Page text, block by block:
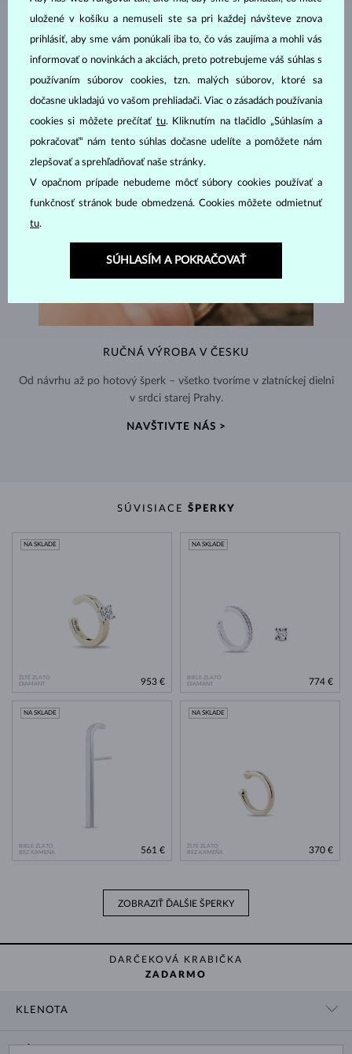
ŠPERKY Z ATELIÉRU KLENOTA
RUČNÁ VÝROBA V ČESKU
Od návrhu až po hotový šperk – všetko tvoríme v zlatníckej dielni
v srdci starej Prahy.
NAVŠTIVTE NÁS >
SÚVISIACE ŠPERKY
ŽLTÉ ZLATO
DIAMANT
NA SKLADE
953 €
BIELE ZLATO
DIAMANT
NA SKLADE
774 €
BIELE ZLATO
BEZ KAMEŇA
NA SKLADE
561 €
ŽLTÉ ZLATO
BEZ KAMEŇA
NA SKLADE
370 €
ZOBRAZIŤ ĎALŠIE ŠPERKY
DARČEKOVÁ KRABIČKA
ZADARMO
KLENOTA
uložené v košíku a nemuseli ste sa pri každej návšteve znova
prihlásiť, aby sme vám ponúkali iba to, čo vás zaujíma a mohli vás
informovať o novinkách a akciách, preto potrebujeme váš súhlas s
používaním súborov cookies, tzn. malých súborov, ktoré sa
dočasne ukladajú vo vašom prehliadači. Viac o zásadách používania
cookies si môžete prečítať tu. Kliknutím na tlačidlo „Súhlasím a
pokračovať“ nám tento súhlas dočasne udelíte a pomôžete nám
zlepšovať a sprehľadňovať naše stránky.
V opačnom prípade nebudeme môcť súbory cookies používať a
funkčnosť stránok bude obmedzená. Cookies môžete odmietnuť
tu.
SÚHLASÍM A POKRAČOVAŤ